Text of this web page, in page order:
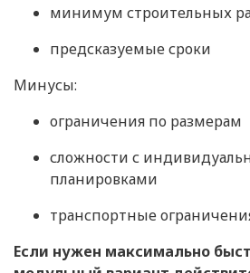
минимум строительных
предсказуемые сроки
Минусы:
ограничения по размерам
сложности с
планировками
транспортные
Если нужен максимально